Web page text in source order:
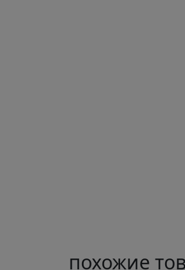
похожие